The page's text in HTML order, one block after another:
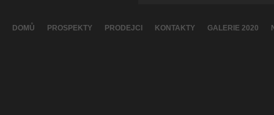
DOMŮ PROSPEKTY PRODEJCI KONTAKTY GALERIE 2020